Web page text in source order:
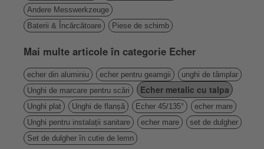
Andere Messwerkzeuge
Baterii & Încărcătoare
Piese de schimb
Mai multe articole în categorie Echer
echer din aluminiu echer pentru geamgii
unghi de tâmplar
Unghi de marcare pentru scări
Echer metalic cu talpa
Unghi plat Unghi de flanșă Echer 45/135°
echer mare
Unghi pentru instalații sanitare
echer mare
set de dulgher
Set de dulgher în cutie de lemn